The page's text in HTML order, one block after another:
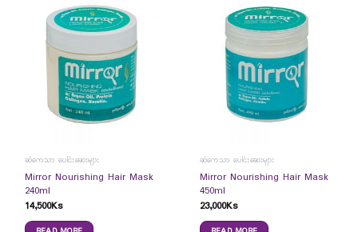
ဆံကေသာ ပေါင်းဆေးများ
Mirror Nourishing Hair Mask
240ml
14,500Ks
ဆံကေသာ ပေါင်းဆေးများ
Mirror Nourishing Hair Mask
450ml
23,000Ks